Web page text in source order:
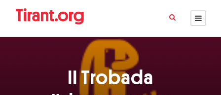
II Trobada